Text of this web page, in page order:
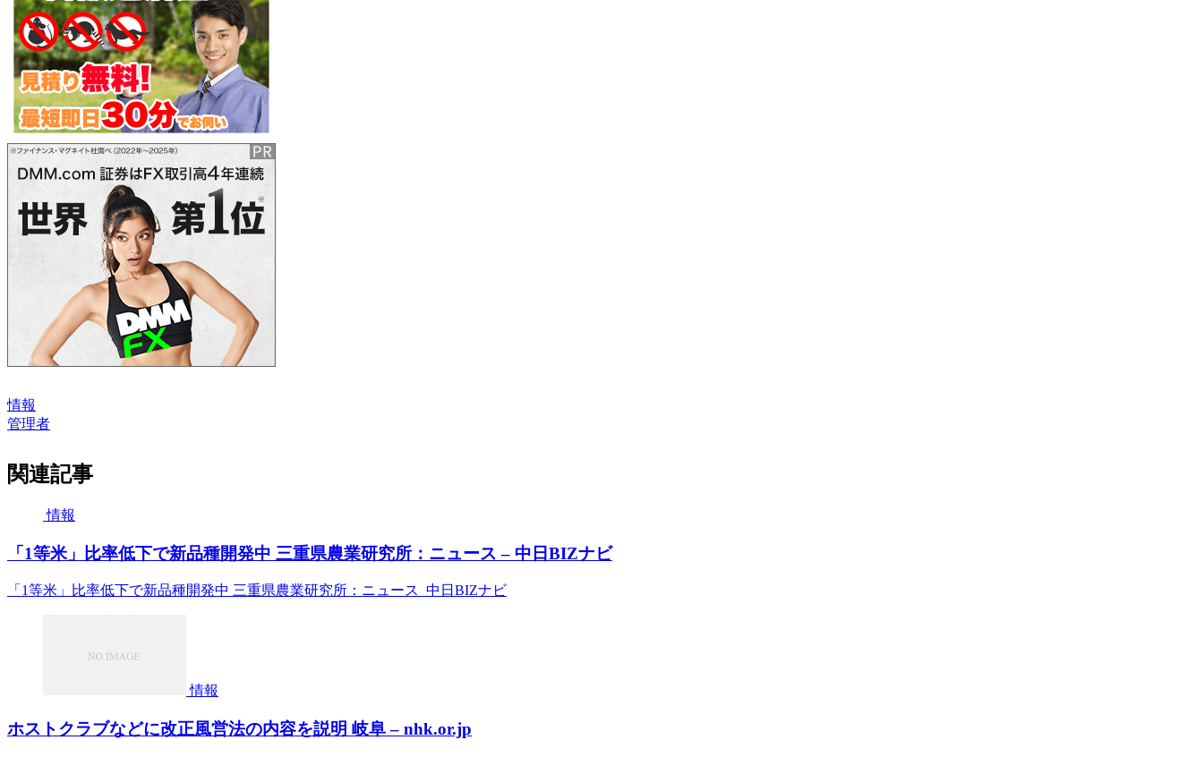
情報
管理者
関連記事
情報
「1等米」比率低下で新品種開発中 三重県農業研究所：ニュース – 中日BIZナビ
「1等米」比率低下で新品種開発中 三重県農業研究所：ニュース 中日BIZナビ
情報
ホストクラブなどに改正風営法の内容を説明 岐阜 – nhk.or.jp